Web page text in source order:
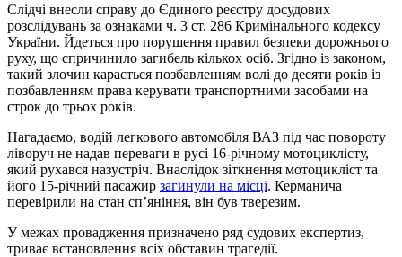
Слідчі внесли справу до Єдиного реєстру досудових
розслідувань за ознаками ч. 3 ст. 286 Кримінального кодексу
України. Йдеться про порушення правил безпеки дорожнього
руху, що спричинило загибель кількох осіб. Згідно із законом,
такий злочин карається позбавленням волі до десяти років із
позбавленням права керувати транспортними засобами на
строк до трьох років.
Нагадаємо, водій легкового автомобіля ВАЗ під час повороту
ліворуч не надав переваги в русі 16-річному мотоциклісту,
який рухався назустріч. Внаслідок зіткнення мотоцикліст та
його 15-річний пасажир загинули на місці. Керманича
перевірили на стан сп’яніння, він був тверезим.
У межах провадження призначено ряд судових експертиз,
триває встановлення всіх обставин трагедії.